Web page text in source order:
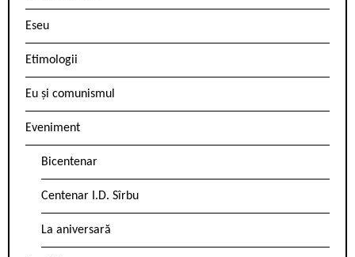
Eseu
Etimologii
Eu și comunismul
Eveniment
Bicentenar
Centenar I.D. Sîrbu
La aniversară